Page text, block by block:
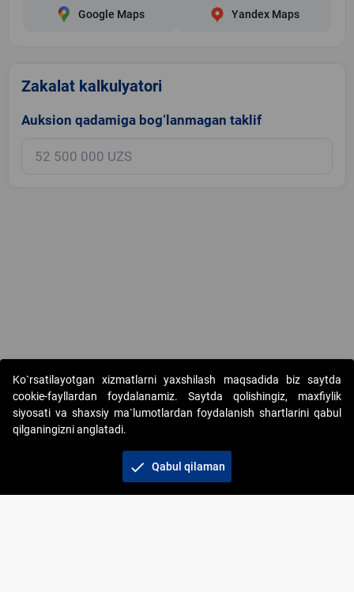
Google Maps Yandex Maps
Zakalat kalkulyatori
Auksion qadamiga bog‘lanmagan taklif
Copyright © 2017-2026. "Elektron onlayn-auksionlarni tashkil etish"
AJ. Barcha huquqlar himoyalangan
+998 71 202-21-11
Ko`rsatilayotgan xizmatlarni yaxshilash maqsadida biz saytda
cookie-fayllardan foydalanamiz. Saytda qolishingiz, maxfiylik
siyosati va shaxsiy ma`lumotlardan foydalanish shartlarini qabul
qilganingizni anglatadi.
check Qabul qilaman